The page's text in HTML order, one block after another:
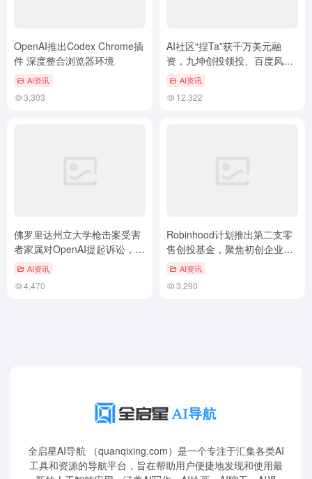
OpenAI推出Codex Chrome插
件 深度整合浏览器环境
AI资讯
3,303
AI社区“捏Ta”获千万美元融
资，九坤创投领投、百度风投
跟投AI资讯
12,322
佛罗里达州立大学枪击案受害
者家属对OpenAI提起诉讼，指
控ChatGPT促成犯罪
AI资讯
4,470
Robinhood计划推出第二支零
售创投基金，聚焦初创企业早
期投资，硅谷新动向
AI资讯
3,290
全启星AI导航 （quanqixing.com）是一个专注于汇集各类AI
工具和资源的导航平台，旨在帮助用户便捷地发现和使用最